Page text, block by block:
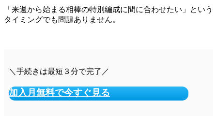
「来週から始まる相棒の特別編成に間に合わせたい」という
タイミングでも問題ありません。
＼手続きは最短３分で完了／
加入月無料で今すぐ見る